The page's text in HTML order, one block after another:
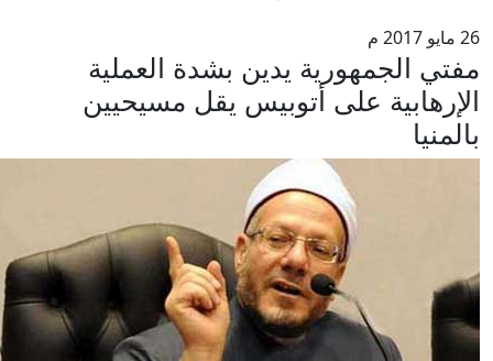
26 مايو 2017 م
مفتي الجمهورية يدين بشدة العملية
الإرهابية على أتوبيس يقل مسيحيين
بالمنيا